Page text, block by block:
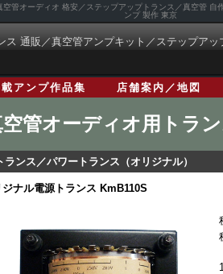
管オーディオ 格安／ステップアップトランス／真空管
ンプ 製作 東京
ス 通販／真空管アンプキット／ステップア
アンプ作品集 店舗案内／地図
管オーディオ用トラ
ランス／パワートランス（オリジナル）
ジナル電源トランス KmB110S